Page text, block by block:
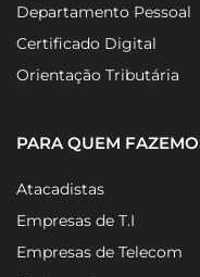
Legalização de Empresas
Departamento Pessoal
Certificado Digital
PARA QUEM FAZEMOS
Atacadistas
Empresas de T.I